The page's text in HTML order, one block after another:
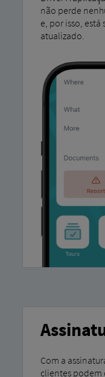
não perde
e, por isso,
atualizado.
Com a
clientes podem